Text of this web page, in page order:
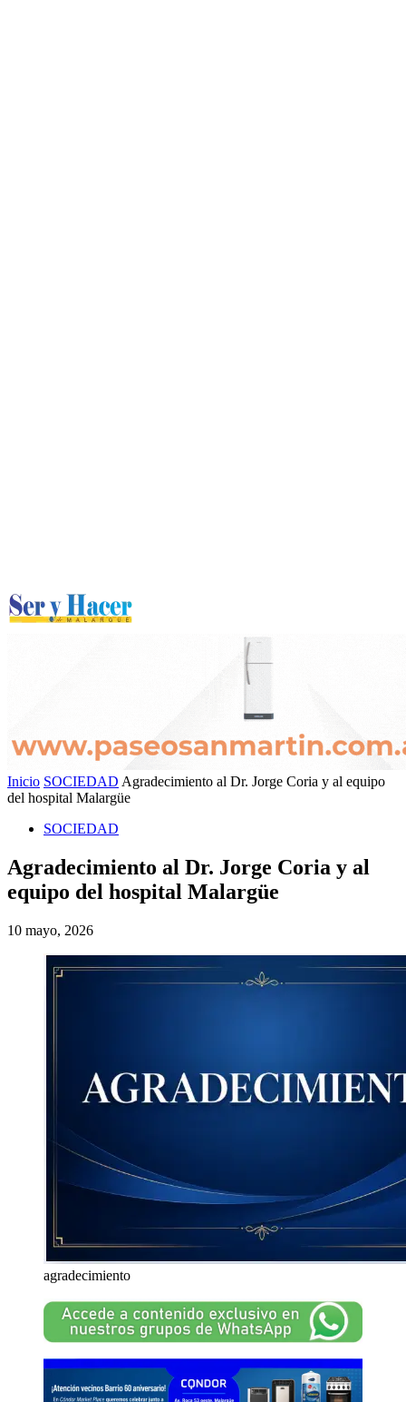
Inicio SOCIEDAD Agradecimiento al Dr. Jorge Coria y al equipo
del hospital Malargüe
SOCIEDAD
Agradecimiento al Dr. Jorge Coria y al
equipo del hospital Malargüe
10 mayo, 2026
agradecimiento